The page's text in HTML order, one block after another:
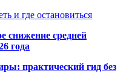
и где остановиться
снижение средней
года
практический гид без